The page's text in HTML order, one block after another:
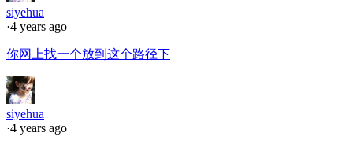
siyehua
·4 years ago
你网上找一个放到这个路径下
siyehua
·4 years ago